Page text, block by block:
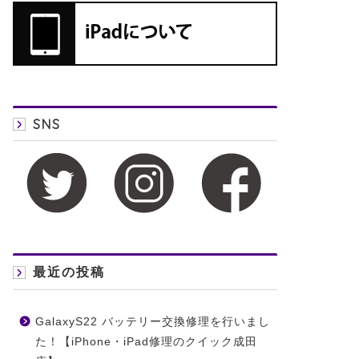
SNS
最近の投稿
GalaxyS22 バッテリー交換修理を行いまし
た！【iPhone・iPad修理のクイック成田